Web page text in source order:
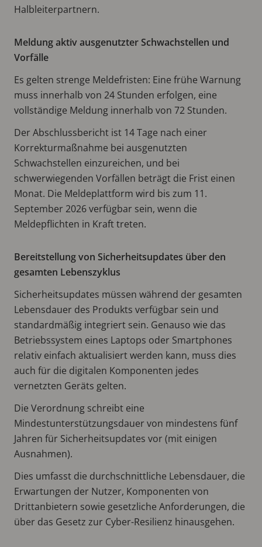
Halbleiterpartnern.
Meldung aktiv ausgenutzter Schwachstellen und
Vorfälle
Es gelten strenge Meldefristen: Eine frühe Warnung
muss innerhalb von 24 Stunden erfolgen, eine
vollständige Meldung innerhalb von 72 Stunden.
Der Abschlussbericht ist 14 Tage nach einer
Korrekturmaßnahme bei ausgenutzten
Schwachstellen einzureichen, und bei
schwerwiegenden Vorfällen beträgt die Frist einen
Monat. Die Meldeplattform wird bis zum 11.
September 2026 verfügbar sein, wenn die
Meldepflichten in Kraft treten.
Bereitstellung von Sicherheitsupdates über den
gesamten Lebenszyklus
Sicherheitsupdates müssen während der gesamten
Lebensdauer des Produkts verfügbar sein und
standardmäßig integriert sein. Genauso wie das
Betriebssystem eines Laptops oder Smartphones
relativ einfach aktualisiert werden kann, muss dies
auch für die digitalen Komponenten jedes
vernetzten Geräts gelten.
Die Verordnung schreibt eine
Mindestunterstützungsdauer von mindestens fünf
Jahren für Sicherheitsupdates vor (mit einigen
Ausnahmen).
Dies umfasst die durchschnittliche Lebensdauer, die
Erwartungen der Nutzer, Komponenten von
Drittanbietern sowie gesetzliche Anforderungen, die
über das Gesetz zur Cyber-Resilienz hinausgehen.